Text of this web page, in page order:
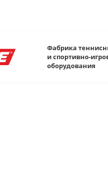
Фабрика
и спортивно-
оборудования